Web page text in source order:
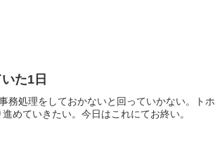
た1日
務処理をしておかないと回っていかない。トホ
めていきたい。今日はこれにてお終い。